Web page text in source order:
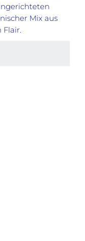
Mix aus
Flair.